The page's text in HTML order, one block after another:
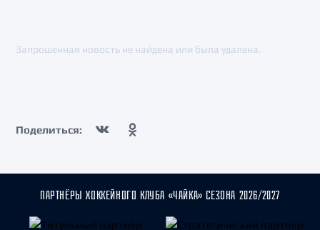
Запрошенная новость не найдена или была удалена.
Поделиться:
ПАРТНЁРЫ ХОККЕЙНОГО КЛУБА «ЧАЙКА» СЕЗОНА 2026/2027